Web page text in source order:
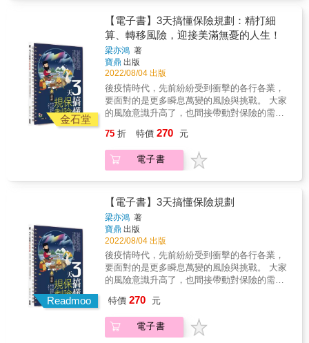
預先做好規劃&hellip;&hellip; 1.全台第一本操作
「安養信託」議題的工具書，就算有，也是只
描述理論的內容，不具實用性。 2.作者改從
「實際操作」的角度切入，列舉各種信託模式
的操作方法，保證實用。 3.對於希望更妥善規
畫退休財富自主及安度晚年的一般大眾，甚至
是信託業者來說，都是必買的好書。 &
金石堂
【電子書】3天搞懂保險規劃：精打細
算、轉移風險，迎接美滿無憂的人生！
梁亦鴻 著
寶鼎 出版
2022/08/04 出版
後疫情時代，先前紛紛受到衝擊的各行各業，
要面對的是更多瞬息萬變的風險與挑戰。 大家
的風險意識升高了，也間接帶動對保險的需
不在預期內的事故對自己和家人造成影響與損
害。 相信許多讀者都有買保險的經驗， 而且，
「風險管理」也的確是財富管理重要的一環。
調升之後，儲蓄險的報酬還會高於定存嗎？ ・
投資型保單的「保費」不是固定，「保額」也
是變動的 ・實支實付醫療險真的會「實支實
付」嗎？ ・理賠金額遠不如預期、甚至無法理
賠時，該怎麼辦？ ・哪些是會被國稅局盯上的
投保特徵？ ・繳不出保費只好解約，已繳的就
當放水流。難道沒有其他辦法嗎？ ▲保險商品
百百款，哪些才是你最需要，也最符合你的需
求？ 保險基本上分為人身保險（壽險、醫療
險等）和財產保險（汽機車保險、住宅保險、
寵物險、責任保險等）。因為個人的年齡、職
75 折 特價 270 元
電子書
Readmoo
【電子書】3天搞懂保險規劃
梁亦鴻 著
寶鼎 出版
2022/08/04 出版
後疫情時代，先前紛紛受到衝擊的各行各業，
要面對的是更多瞬息萬變的風險與挑戰。 大家
的風險意識升高了，也間接帶動對保險的需
不在預期內的事故對自己和家人造成影響與損
害。 相信許多讀者都有買保險的經驗， 而且，
「風險管理」也的確是財富管理重要的一環。
特價 270 元
電子書